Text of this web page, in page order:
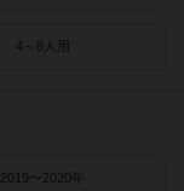
4～8人用
2019〜2020年